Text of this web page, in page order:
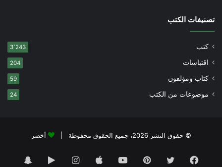
تصنيفات الكتب
كتب 3٬243
اقتباسات 204
كتاب ومؤلفون 59
موضوعات من الكتب 24
© حقوق النشر 2026، جميع الحقوق محفوظة | أخضر
فيسبوك تويتر بينتيريستيوتيوب انستقرام‏Google